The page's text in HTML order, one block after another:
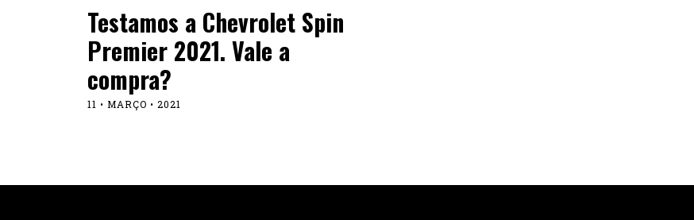
Testamos a Chevrolet Spin
Premier 2021. Vale a
compra?
11 • MARÇO • 2021